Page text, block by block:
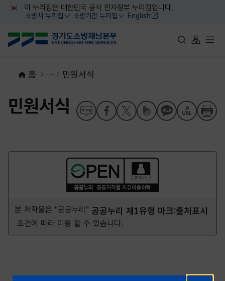
대메뉴 바로가기
본문 바로가기
이 누리집은 대한민국 공식 전자정부 누리집입니다.
소방서 누리집
열기
소방기관 누리집
열기
English
통합검색 바로가
사이트맵
전체
홈 민원서식
민원서식
본 저작물은 "공공누리" 공공누리 제1유형 마크:출처표시
조건에 따라 이용 할 수 있습니다.